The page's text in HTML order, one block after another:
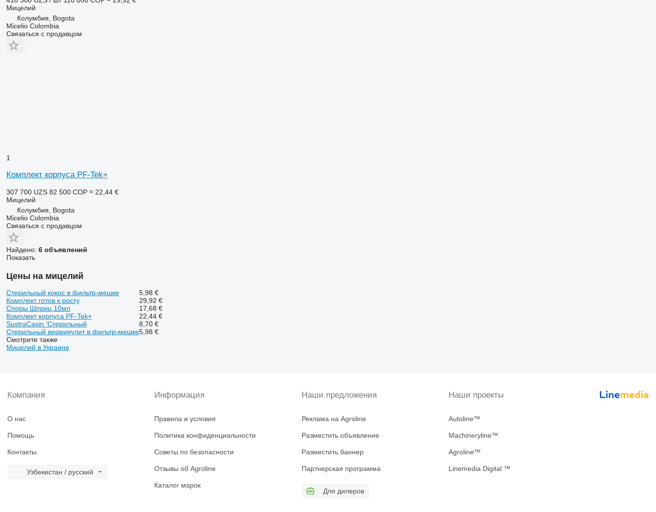
Мицелий
Колумбия, Bogota
Micelio Colombia
Связаться с продавцом
1
Комплект корпуса PF-Tek+
307 700 UZS 82 500 COP ≈ 22,44 €
Мицелий
Колумбия, Bogota
Micelio Colombia
Связаться с продавцом
Найдено: 6 объявлений
Показать
Цены на мицелий
Стерильный кокос в фильтр-мешке
5,98 €
Комплект готов к росту
29,92 €
Споры Шприц 10мл
17,68 €
Комплект корпуса PF-Tek+
22,44 €
SustraCasin 'Стерильный
8,70 €
Стерильный вермикулит в фильтр-мешке5,98 €
Смотрите также
Мицелий в Украине
Компания
О нас
Помощь
Контакты
Узбекистан / русский
Информация
Правила и условия
Политика конфиденциальности
Советы по безопасности
Отзывы об Agroline
Каталог марок
Наши предложения
Реклама на Agroline
Разместить объявление
Разместить баннер
Партнерская программа
Для дилеров
Наши проекты
Autoline™
Machineryline™
Agroline™
Linemedia Digital ™